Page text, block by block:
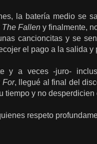
la batería medio se
The Falleny finalmente,
cancioncitas y se
el pago a la salida y
y a veces -juro-
For, llegué al final del
tiempo y no
respeto